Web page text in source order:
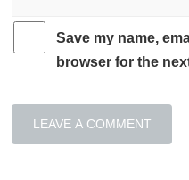
Save my name,
browser for the